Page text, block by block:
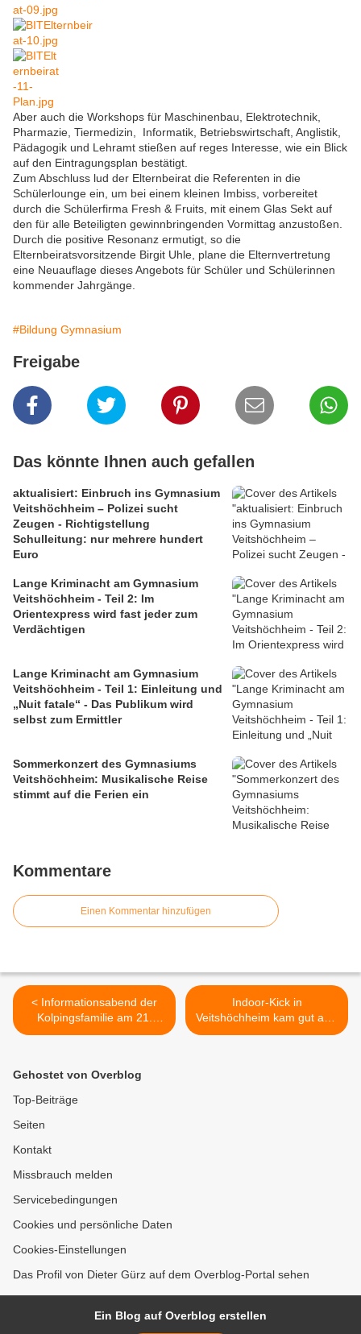
Aber auch die Workshops für Maschinenbau, Elektrotechnik,
Pharmazie, Tiermedizin, Informatik, Betriebswirtschaft, Anglistik,
Pädagogik und Lehramt stießen auf reges Interesse, wie ein Blick
auf den Eintragungsplan bestätigt.
Zum Abschluss lud der Elternbeirat die Referenten in die
Schülerlounge ein, um bei einem kleinen Imbiss, vorbereitet
durch die Schülerfirma Fresh & Fruits, mit einem Glas Sekt auf
den für alle Beteiligten gewinnbringenden Vormittag anzustoßen.
Durch die positive Resonanz ermutigt, so die
Elternbeiratsvorsitzende Birgit Uhle, plane die Elternvertretung
eine Neuauflage dieses Angebots für Schüler und Schülerinnen
kommender Jahrgänge.
#Bildung Gymnasium
Freigabe
Das könnte Ihnen auch gefallen
aktualisiert: Einbruch ins Gymnasium
Veitshöchheim – Polizei sucht
Zeugen - Richtigstellung
Schulleitung: nur mehrere hundert
Euro
Lange Kriminacht am Gymnasium
Veitshöchheim - Teil 2: Im
Orientexpress wird fast jeder zum
Verdächtigen
Lange Kriminacht am Gymnasium
Veitshöchheim - Teil 1: Einleitung und
„Nuit fatale“ - Das Publikum wird
selbst zum Ermittler
Sommerkonzert des Gymnasiums
Veitshöchheim: Musikalische Reise
stimmt auf die Ferien ein
Kommentare
Einen Kommentar hinzufügen
< Informationsabend der
Kolpingsfamilie am 21.
März 2012: „Grenzen
Indoor-Kick in
Veitshöchheim kam gut an -
Aktion des Netzwerkes
Gehostet von Overblog
Top-Beiträge
Seiten
Kontakt
Missbrauch melden
Servicebedingungen
Cookies und persönliche Daten
Cookies-Einstellungen
Das Profil von Dieter Gürz auf dem Overblog-Portal sehen
Ein Blog auf Overblog erstellen